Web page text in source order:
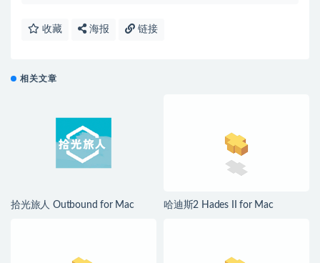
收藏 海报 链接
相关文章
拾光旅人 Outbound for Mac
哈迪斯2 Hades II for Mac